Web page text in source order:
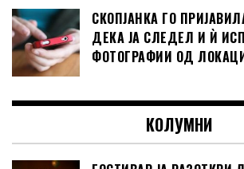
СКОПЈАНКА ГО
ДЕКА ЈА СЛЕДЕЛ И Ѝ
ФОТОГРАФИИ ОД
КОЛУМНИ